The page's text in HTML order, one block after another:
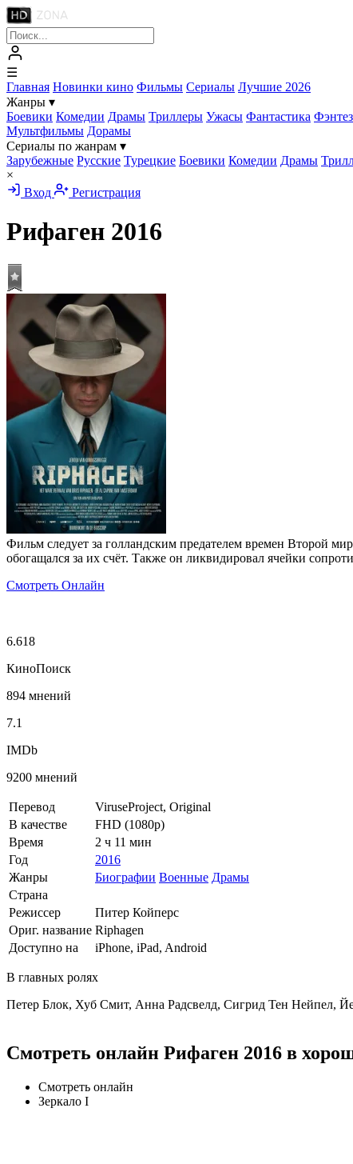
☰
Главная Новинки кино Фильмы Сериалы Лучшие 2026
Жанры ▾
Боевики Комедии Драмы Триллеры Ужасы Фантастика
Мультфильмы Дорамы
Сериалы по жанрам ▾
Зарубежные Русские Турецкие Боевики Комедии Драмы
×
Вход
Регистрация
Рифаген 2016
Фильм следует за голландским предателем времен Второй
обогащался за их счёт. Также он ликвидировал ячейки
Смотреть Онлайн
6.618
КиноПоиск
894 мнений
7.1
IMDb
9200 мнений
Перевод
ViruseProject, Original
В качестве
FHD (1080p)
Время
2 ч 11 мин
Год
2016
Жанры
Биографии Военные Драмы
Страна
Режиссер
Питер Койперс
Ориг. название Riphagen
Доступно на
iPhone, iPad, Android
В главных ролях
Петер Блок, Хуб Смит, Анна Радсвелд, Сигрид Тен Нейпел,
Смотреть онлайн Рифаген 2016 в
Смотреть онлайн
Зеркало I